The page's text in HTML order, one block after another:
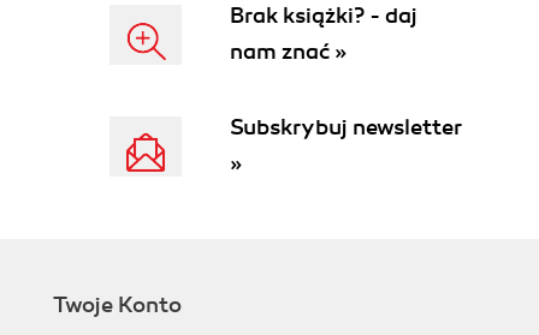
Brak książki? - daj
nam znać »
Subskrybuj newsletter
»
Twoje Konto